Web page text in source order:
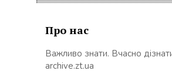
Про нас
Важливо знати. Вчасно
archive.zt.ua